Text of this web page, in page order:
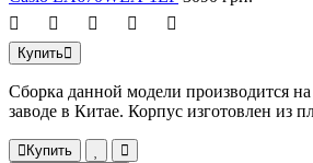
Купить
Сборка данной модели производится
заводе в Китае. Корпус изготовлен из
Купить